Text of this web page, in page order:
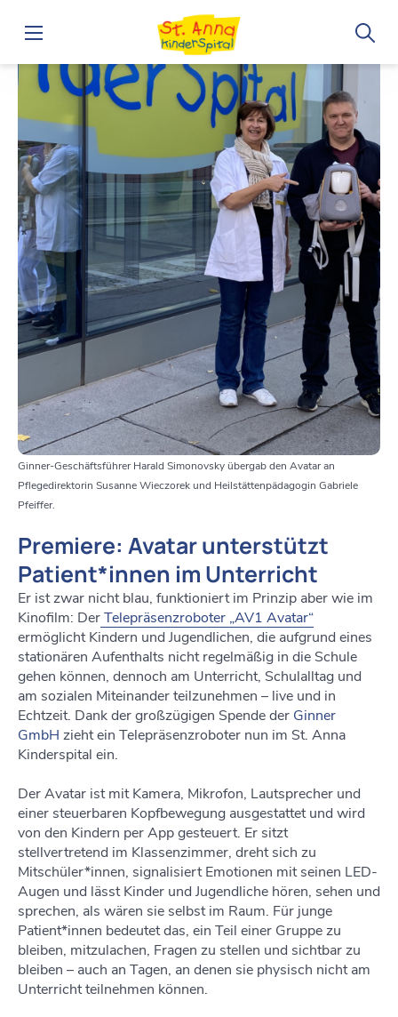
Premiere: Avatar unterstützt Patient*innen im
Ginner-Geschäftsführer Harald Simonovsky übergab den Avatar an
Pflegedirektorin Susanne Wieczorek und Heilstättenpädagogin Gabriele
Pfeiffer.
Premiere: Avatar unterstützt
Patient*innen im Unterricht
Er ist zwar nicht blau, funktioniert im Prinzip aber wie im
Kinofilm: DerTelepräsenzroboter „AV1 Avatar“
ermöglicht Kindern und Jugendlichen, die aufgrund eines
stationären Aufenthalts nicht regelmäßig in die Schule
gehen können, dennoch am Unterricht, Schulalltag und
am sozialen Miteinander teilzunehmen – live und in
Echtzeit. Dank der großzügigen Spende der Ginner
GmbH zieht ein Telepräsenzroboter nun im St. Anna
Kinderspital ein.
Der Avatar ist mit Kamera, Mikrofon, Lautsprecher und
einer steuerbaren Kopfbewegung ausgestattet und wird
von den Kindern per App gesteuert. Er sitzt
stellvertretend im Klassenzimmer, dreht sich zu
Mitschüler*innen, signalisiert Emotionen mit seinen LED-
Augen und lässt Kinder und Jugendliche hören, sehen und
sprechen, als wären sie selbst im Raum. Für junge
Patient*innen bedeutet das, ein Teil einer Gruppe zu
bleiben, mitzulachen, Fragen zu stellen und sichtbar zu
bleiben – auch an Tagen, an denen sie physisch nicht am
Unterricht teilnehmen können.